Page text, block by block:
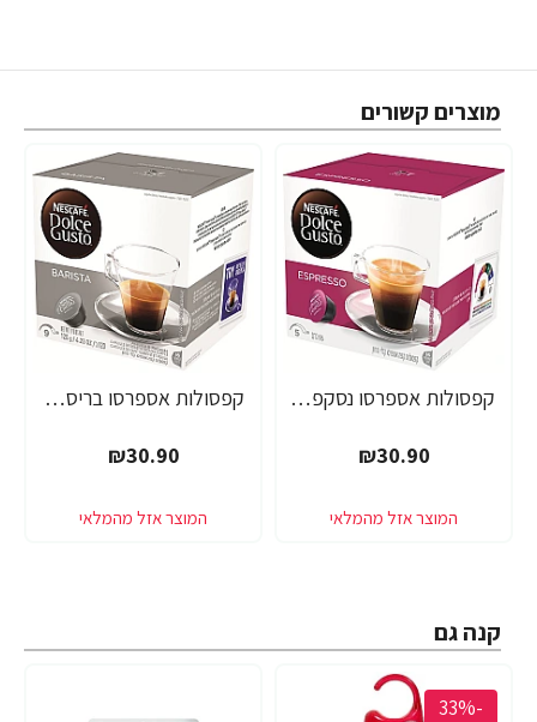
מוצרים קשורים
קפסולות אספרסו נסקפה דולצ'ה גוסטו - 16 קפסולות - מבית Nescafe Dolce Gusto
₪30.90
קפסולות אספרסו בריסטה נסקפה דולצ'ה גוסטו - 16 קפסולות - מבית Nescafe Dolce Gusto
₪30.90
קנה גם
-33%